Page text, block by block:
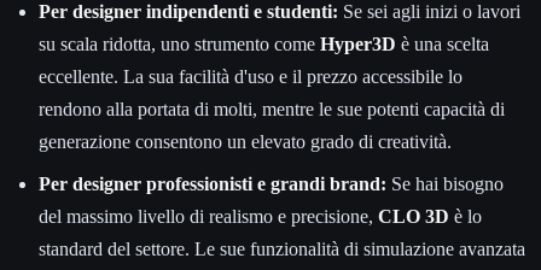
Per designer indipendenti e studenti: Se sei agli inizi o lavori
su scala ridotta, uno strumento come Hyper3D è una scelta
eccellente. La sua facilità d'uso e il prezzo accessibile lo
rendono alla portata di molti, mentre le sue potenti capacità di
generazione consentono un elevato grado di creatività.
Per designer professionisti e grandi brand: Se hai bisogno
del massimo livello di realismo e precisione, CLO 3D è lo
standard del settore. Le sue funzionalità di simulazione avanzata